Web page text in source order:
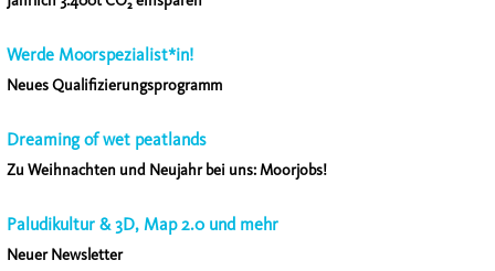
Werde Moorspezialist*in!
Neues Qualifizierungsprogramm
Dreaming of wet peatlands
Zu Weihnachten und Neujahr bei uns: Moorjobs!
Paludikultur & 3D, Map 2.0 und mehr
Neuer Newsletter